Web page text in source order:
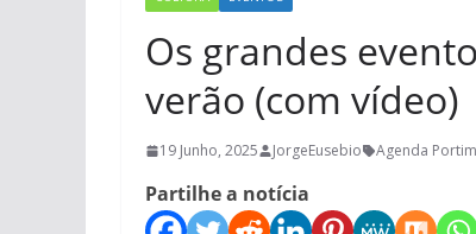
Os grandes
verão (com vídeo)
19 Junho, 2025 JorgeEusebio Agenda
Partilhe a notícia